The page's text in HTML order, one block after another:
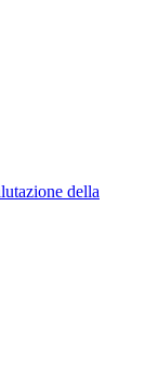
della